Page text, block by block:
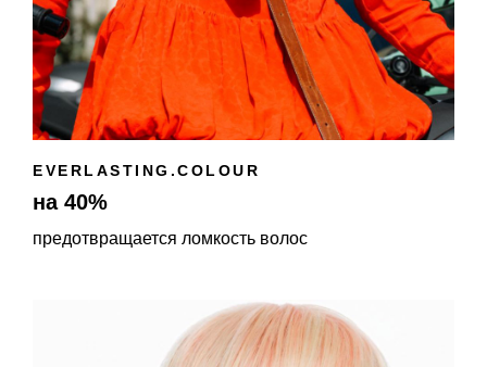
EVERLASTING.COLOUR
на 40%
предотвращается ломкость волос